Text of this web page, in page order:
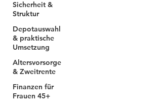
Sicherheit &
Struktur
Depotauswahl
& praktische
Umsetzung
Altersvorsorge
& Zweitrente
Finanzen für
Frauen 45+